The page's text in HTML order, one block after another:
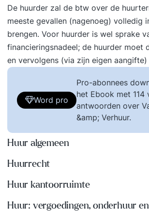
De huurder zal de btw over de
meeste gevallen (nagenoeg) volledig
brengen. Voor huurder is wel sprake
financieringsnadeel; de huurder moet
en vervolgens (via zijn eigen
Word pro
Pro-abonnees
het Ebook met 114
antwoorden over
&amp; Verhuur.
Huur algemeen
Huurrecht
Huur kantoorruimte
Huur: vergoedingen, onderhuur en